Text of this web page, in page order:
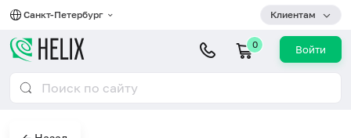
Санкт-Петербург Клиентам
0 Войти